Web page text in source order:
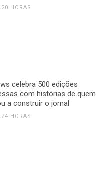
20 HORAS
celebra 500 edições
com histórias de quem
a construir o jornal
HORAS